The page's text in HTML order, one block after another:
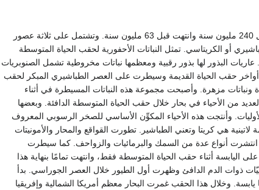
ويطلق عليها أيضًا: الدهر الوسيط. بدأ هذا الحقب قبل 240 مليون سنة وانتهت قبل 63 مليون سنة. وتشتمل على ثلاثة عصور
أو الكريتاسي. تمثل النباتات الأحفورية لحقب الحياة المتوسطة
البذور لها بذور رقبية ومعظمها نباتات مخروطية تشمل الصنوبريات
حقب الحياة القديمة وسيطرت على العصر الطباشيري المبكر لحقب
ونباتات مزهرة. وأصبحت مجموعة هذه النباتات المسيطرة في أثناء
من الأحياء في بحار خلال حقب الحياة المتوسطة الدافئة. وبعضها
وأنتجت هذه الأحياء المكوِّن الأساسي للصخر الرسوبي المعروف
هي كريتا وتعني الطباشير. تطورت القواقع والمحار والأمونيتات
انتشرت أنواع عدة من السمك والبرمائيات والزواحف. كما سيطرت
اليابسة أثناء حقب الحياة المتوسطة فقط، وانتهت تمامًا بنهاية هذا
ذوات الدم الدافئ وظهرت أول الطيور خلال العصر الجوراسي. بدأ
وخلال هذا الحقب غمرت البحار معظم أمريكا الشمالية وإفريقيا